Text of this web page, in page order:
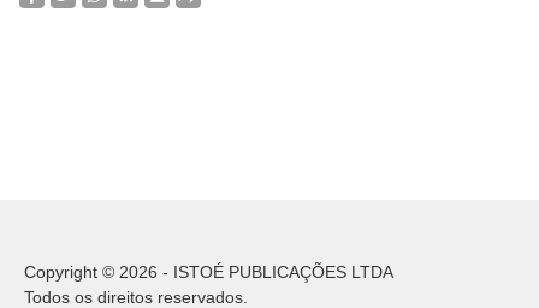
Copyright © 2026 - ISTOÉ PUBLICAÇÕES LTDA
Todos os direitos reservados.